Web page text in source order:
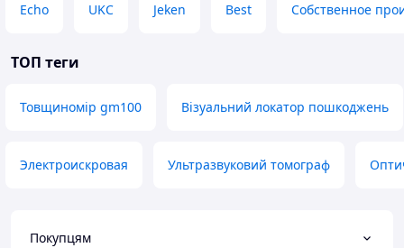
Echo UKC Jeken Best Собственное
ТОП теги
Товщиномір gm100 Візуальний локатор пошкоджень
Электроискровая Ультразвуковий томограф
Покупцям